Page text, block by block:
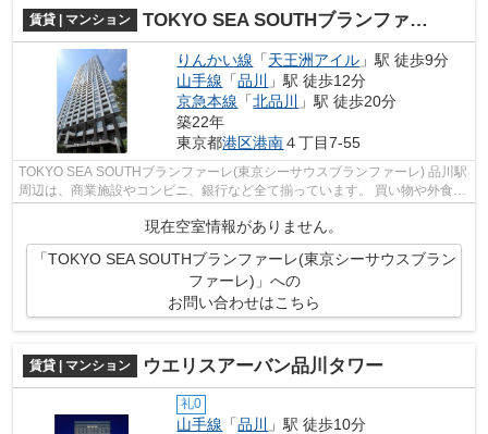
賃貸 | マンション TOKYO SEA SOUTHブランファーレ(東京シーサウスブランファーレ)
りんかい線 「天王洲アイル 」駅 徒歩9分
山手線 「品川 」駅 徒歩12分
京急本線 「北品川 」駅 徒歩20分
築22年
東京都港区港南４丁目7-55
TOKYO SEA SOUTHブランファーレ(東京シーサウスブランファーレ) 品川駅
周辺は、商業施設やコンビニ、銀行など全て揃っています。 買い物や外食な
現在空室情報がありません。
「TOKYO SEA SOUTHブランファーレ(東京シーサウスブラン
ファーレ)」への
お問い合わせはこちら
賃貸 | マンション ウエリスアーバン品川タワー
礼0
山手線 「品川
」駅 徒歩10分